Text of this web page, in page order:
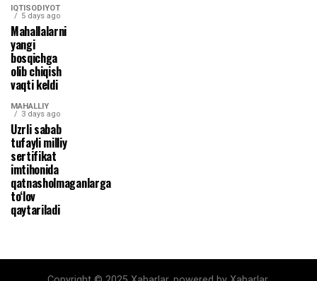
IQTISODIYOT
5 days ago
Mahallalarni
yangi
bosqichga
olib chiqish
vaqti keldi
MAHALLIY
3 days ago
Uzrli sabab
tufayli milliy
sertifikat
imtihonida
qatnasholmaganlarga
to‘lov
qaytariladi